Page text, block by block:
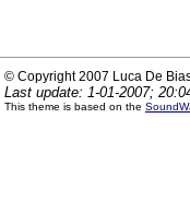
© Copyright 2007 Luca De
Last update: 1-01-2007;
This theme is based on the